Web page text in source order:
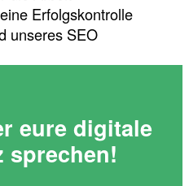
Erfolgskontrolle
unseres SEO
eure digitale
sprechen!